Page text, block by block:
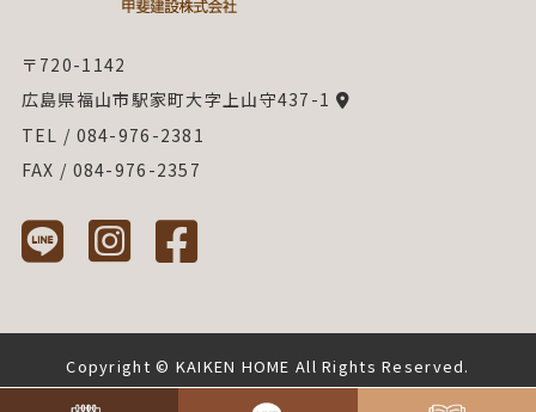
〒720-1142
広島県福山市駅家町大字上山守437-1
TEL / 084-976-2381
FAX / 084-976-2357
Copyright © KAIKEN HOME All Rights Reserved.